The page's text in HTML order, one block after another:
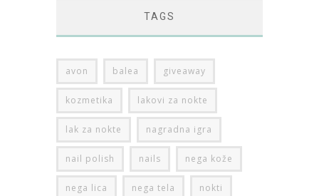
TAGS
avon balea giveaway
kozmetika lakovi za nokte
lak za nokte nagradna igra
nail polish nails nega kože
nega lica nega tela nokti